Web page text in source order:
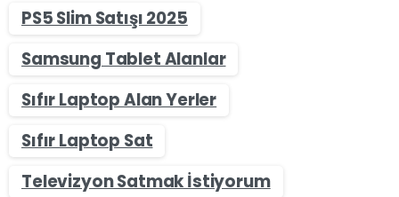
PS5 Slim Satışı 2025
Samsung Tablet Alanlar
Sıfır Laptop Alan Yerler
Sıfır Laptop Sat
Televizyon Satmak İstiyorum